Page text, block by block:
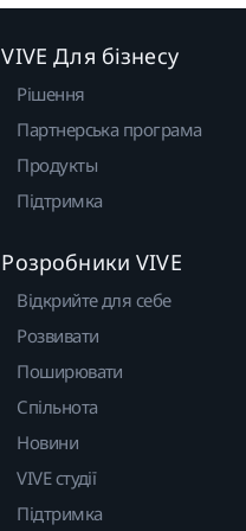
VIVE Для бізнесу
Рішення
Партнерська програма
Продукты
Підтримка
Розробники VIVE
Відкрийте для себе
Розвивати
Поширювати
Спільнота
Новини
VIVE студії
Підтримка